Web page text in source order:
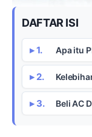
DAFTAR ISI
Apa itu
Beli AC